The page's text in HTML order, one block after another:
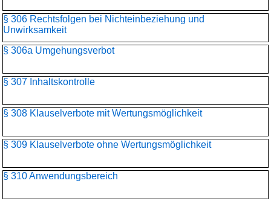
§ 306 Rechtsfolgen bei Nichteinbeziehung und
Unwirksamkeit
§ 306a Umgehungsverbot
§ 307 Inhaltskontrolle
§ 308 Klauselverbote mit Wertungsmöglichkeit
§ 309 Klauselverbote ohne Wertungsmöglichkeit
§ 310 Anwendungsbereich